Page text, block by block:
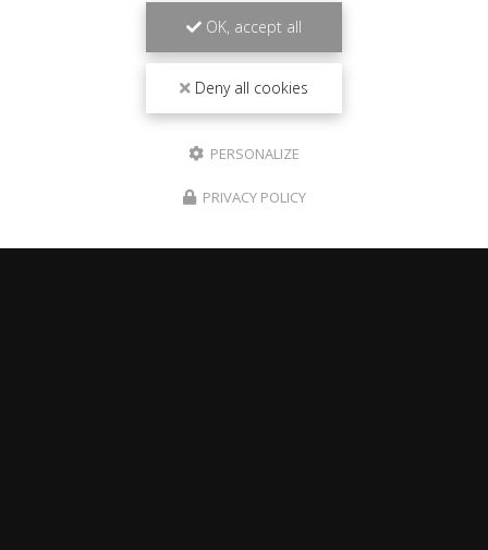
OK, accept all
Deny all cookies
PERSONALIZE
PRIVACY POLICY